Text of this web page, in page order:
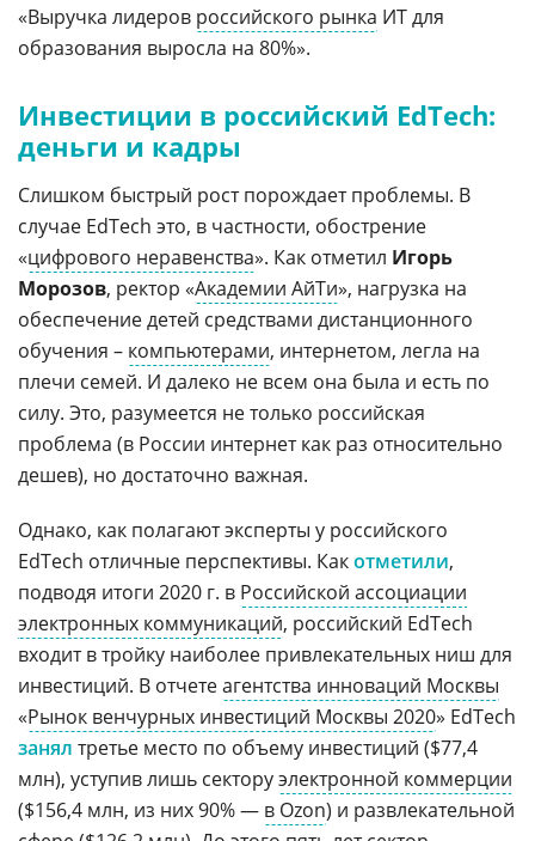
«Выручка лидеров российского рынка ИТ для
образования выросла на 80%».
Инвестиции в российский EdTech:
деньги и кадры
Слишком быстрый рост порождает проблемы. В
случае EdTech это, в частности, обострение
«цифрового неравенства». Как отметил Игорь
Морозов, ректор «Академии АйТи», нагрузка на
обеспечение детей средствами дистанционного
обучения – компьютерами, интернетом, легла на
плечи семей. И далеко не всем она была и есть по
силу. Это, разумеется не только российская
проблема (в России интернет как раз относительно
дешев), но достаточно важная.
Однако, как полагают эксперты у российского
EdTech отличные перспективы. Какотметили,
подводя итоги 2020 г. в Российской ассоциации
электронных коммуникаций, российский EdTech
входит в тройку наиболее привлекательных ниш для
инвестиций. В отчетеагентства инноваций Москвы
«Рынок венчурных инвестиций Москвы 2020» EdTech
занял третье место по объему инвестиций ($77,4
млн), уступив лишь секторуэлектронной коммерции
($156,4 млн, из них 90% — в Ozon) и развлекательной